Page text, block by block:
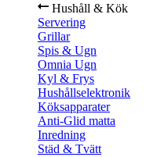
Hushåll & Kök
Servering
Grillar
Spis & Ugn
Omnia Ugn
Kyl & Frys
Hushållselektronik
Köksapparater
Anti-Glid matta
Inredning
Städ & Tvätt